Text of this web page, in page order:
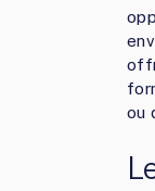
ou